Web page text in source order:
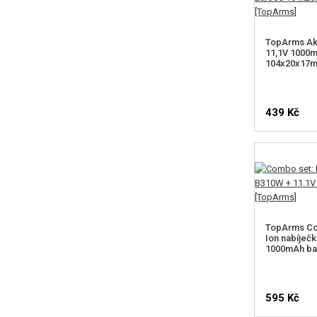
TopArms
11,1V
439 Kč
TopArms
Ion
1000mAh
595 Kč